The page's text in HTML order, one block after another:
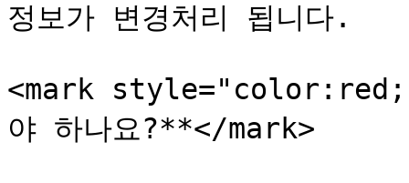
정보가 변경처리 됩니다.
<mark
야 하나요?**</mark>